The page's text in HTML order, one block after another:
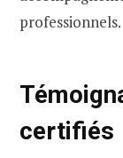
professionnels.
certifiés